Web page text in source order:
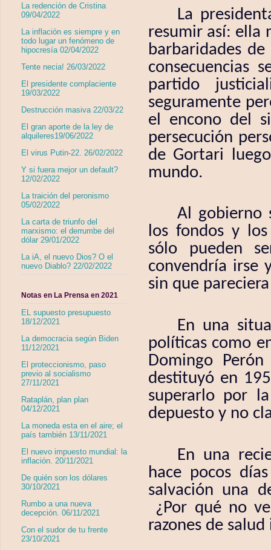
La
resumir así: ella
barbaridades
consecuencias
partido
seguramente
el encono del
persecución
de Gortari
mundo.
Al gobierno
los fondos y los
sólo pueden
convendría irse
sin que
En una
políticas como
Domingo
destituyó en
superarlo por
depuesto y no
En una
hace pocos
salvación una
¿Por qué no
razones de
La redención de Cristina
09/04/2022
La inflación es siempre y en
todo lugar un fenómeno de
hipocresía 02/04/2022
Tente necia! 26/03/2022
El presidente complaciente
19/03/2022
Destrucción masiva 22/03/22
El gran aporte de la ley de
alquileres19/06/2022
El virus Putin-22. 26/02/2022
Y si fuera mejor un default?
12/02/2022
La traición del peronismo
05/02/2022
La carta de triunfo del
marxismo: el derrumbe del
dólar 29/01/2022
La iA, el nuevo Dios? O el
nuevo Diablo? 22/02/2022
Notas en La Prensa en 2021
EL supuesto presupuesto
18/12/2021
La democracia según Biden
11/12/2021
El proteccionismo, paso
previo al socialismo
27/11/2021
Rataplán, plan plan
04/12/2021
La moneda esta en el aire; el
país también 13/11/2021
El nuevo impuesto mundial: la
inflación. 20/11/2021
De quién son los dólares
30/10/2021
Rumbo a una nueva
decepción. 06/11/2021
Con el sudor de tu frente
23/10/2021